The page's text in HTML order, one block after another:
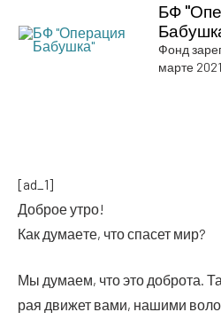
БФ
Фонд
марте
[ad_1]
Доб­рое утро!
Как дума­е­те, что спа­сет мир?
Мы дума­ем, что это доб­ро­та.
рая дви­жет вами, наши­ми